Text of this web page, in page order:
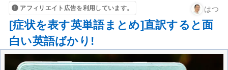
アフィリエイト広告を利用しています。 はつ
[症状を表す英単語まとめ]直訳すると面
白い英語ばかり!